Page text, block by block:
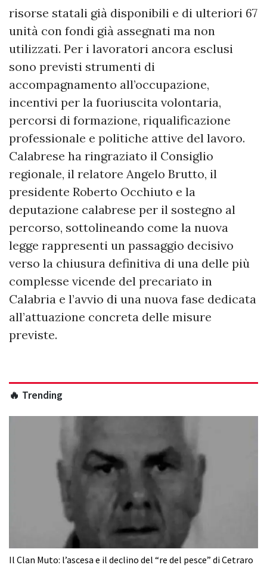
risorse statali già disponibili e di ulteriori 67
unità con fondi già assegnati ma non
utilizzati. Per i lavoratori ancora esclusi
sono previsti strumenti di
accompagnamento all’occupazione,
incentivi per la fuoriuscita volontaria,
percorsi di formazione, riqualificazione
professionale e politiche attive del lavoro.
Calabrese ha ringraziato il Consiglio
regionale, il relatore Angelo Brutto, il
presidente Roberto Occhiuto e la
deputazione calabrese per il sostegno al
percorso, sottolineando come la nuova
legge rappresenti un passaggio decisivo
verso la chiusura definitiva di una delle più
complesse vicende del precariato in
Calabria e l’avvio di una nuova fase dedicata
all’attuazione concreta delle misure
previste.
🔥 Trending
Il Clan Muto: l’ascesa e il declino del “re del pesce” di Cetraro